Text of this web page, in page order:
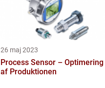
26 maj 2023
Process Sensor – Optimering
af Produktionen